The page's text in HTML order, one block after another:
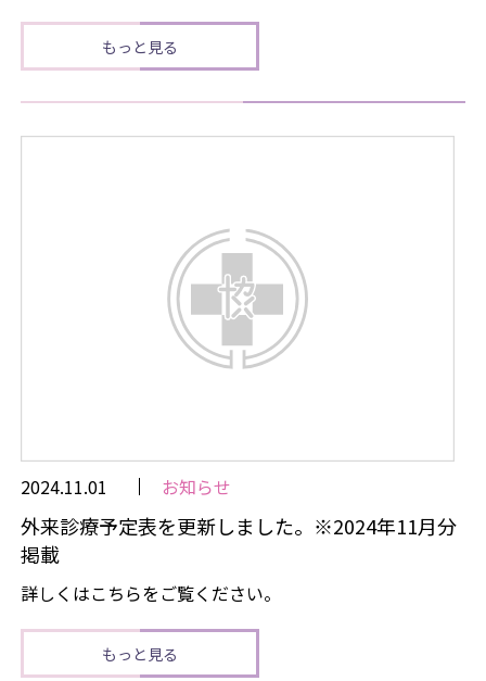
もっと見る
2024.11.01 お知らせ
外来診療予定表を更新しました。※2024年11月分
掲載
詳しくはこちらをご覧ください。
もっと見る